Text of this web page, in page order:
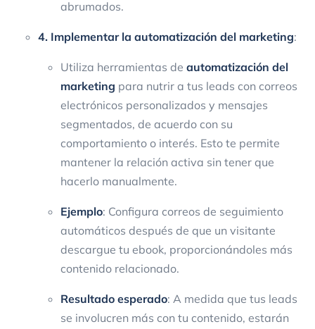
abrumados.
4. Implementar la automatización del marketing:
Utiliza herramientas de automatización del
marketing para nutrir a tus leads con correos
electrónicos personalizados y mensajes
segmentados, de acuerdo con su
comportamiento o interés. Esto te permite
mantener la relación activa sin tener que
hacerlo manualmente.
Ejemplo: Configura correos de seguimiento
automáticos después de que un visitante
descargue tu ebook, proporcionándoles más
contenido relacionado.
Resultado esperado: A medida que tus leads
se involucren más con tu contenido, estarán